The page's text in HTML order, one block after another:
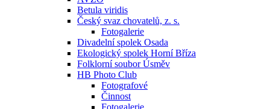
Betula viridis
Český svaz chovatelů, z. s.
Fotogalerie
Divadelní spolek Osada
Ekologický spolek Horní Bříza
Folklorní soubor Úsměv
HB Photo Club
Fotografové
Činnost
Fotogalerie